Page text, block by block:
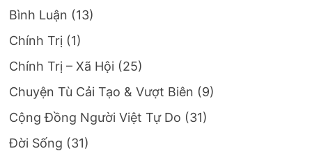
Bình Luận (13)
Chính Trị (1)
Chính Trị – Xã Hội (25)
Chuyện Tù Cải Tạo & Vượt Biên (9)
Cộng Đồng Người Việt Tự Do (31)
Đời Sống (31)